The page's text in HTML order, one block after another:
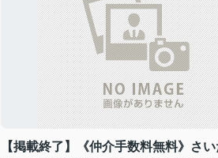
【掲載終了】《仲介手数料無料》さ